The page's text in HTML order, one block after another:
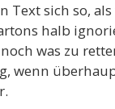
Text sich so,
halb
was zu
wenn